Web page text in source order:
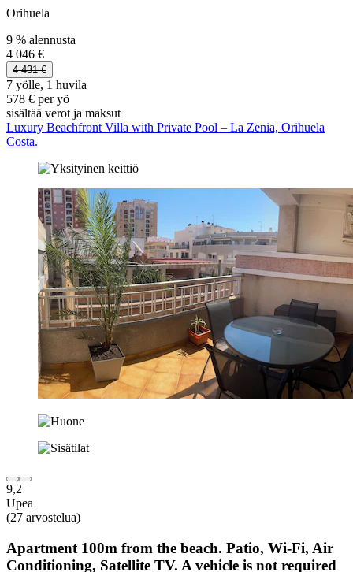
Orihuela
9 % alennusta
4 046 €
4 431 €
7 yölle, 1 huvila
578 € per yö
sisältää verot ja maksut
Luxury Beachfront Villa with Private Pool – La Zenia, Orihuela
Costa.
9,2
Upea
(27 arvostelua)
Apartment 100m from the beach. Patio, Wi-Fi, Air
Conditioning, Satellite TV. A vehicle is not required